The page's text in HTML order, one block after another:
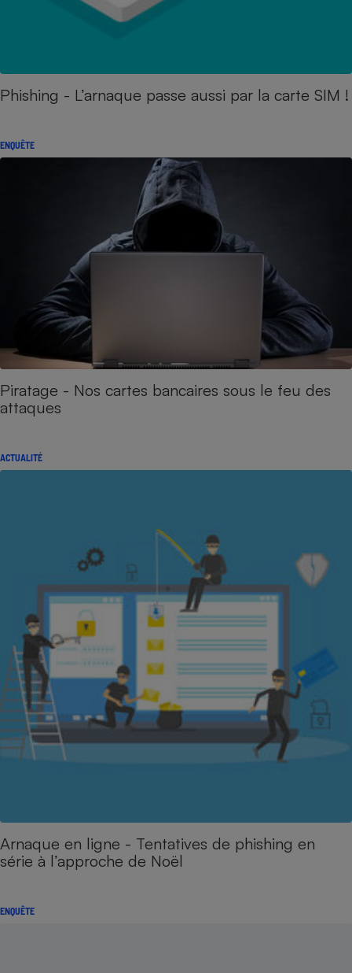
Phishing - L’arnaque passe aussi par la carte SIM !
ENQUÊTE
Piratage - Nos cartes bancaires sous le feu des
attaques
ACTUALITÉ
Arnaque en ligne - Tentatives de phishing en
série à l’approche de Noël
ENQUÊTE